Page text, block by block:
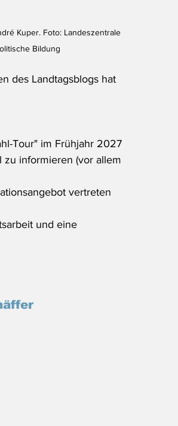
Kuper. Foto: Landeszentrale
Bildung
des Landtagsblogs hat
Tour" im Frühjahr 2027
zu informieren (vor allem
vertreten
und eine